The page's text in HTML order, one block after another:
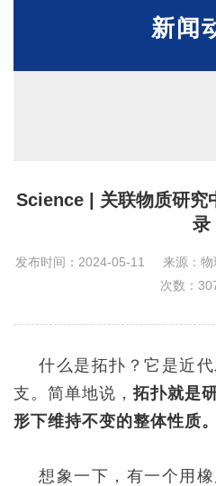
新闻
Science | 关联物质研究
录
发布时间：2024-05-11 来源：
次数：
什么是拓扑？它是近
支。简单地说， 拓扑就是
形下维持不变的整体性质。
想象一下，有一个用